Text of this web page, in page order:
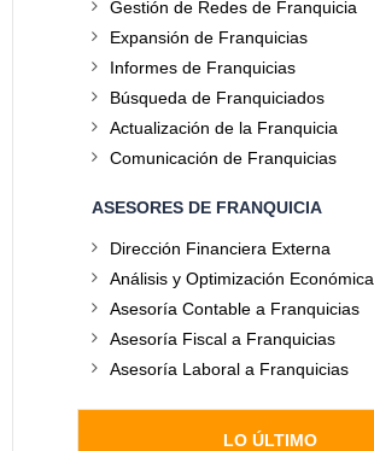
Gestión de Redes de Franquicia
Expansión de Franquicias
Informes de Franquicias
Búsqueda de Franquiciados
Actualización de la Franquicia
Comunicación de Franquicias
ASESORES DE FRANQUICIA
Dirección Financiera Externa
Análisis y Optimización Económica
Asesoría Contable a Franquicias
Asesoría Fiscal a Franquicias
Asesoría Laboral a Franquicias
LO ÚLTIMO